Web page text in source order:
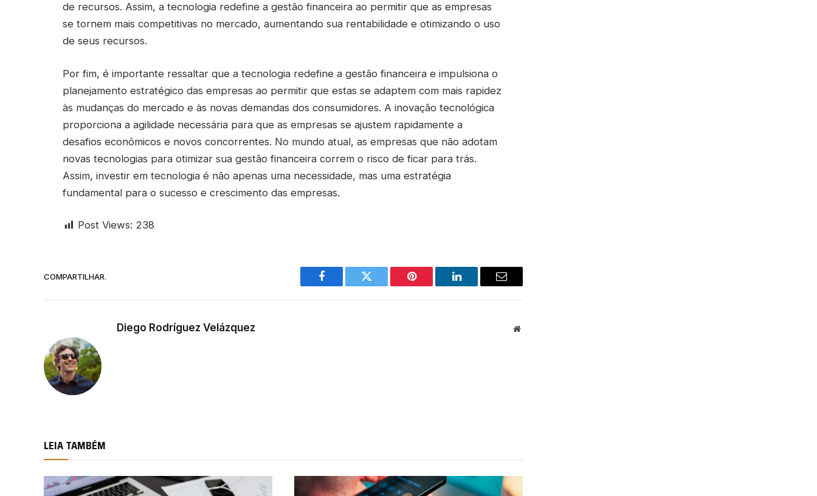
de recursos. Assim, a tecnologia redefine a gestão financeira ao permitir que as empresas
se tornem mais competitivas no mercado, aumentando sua rentabilidade e otimizando o uso
de seus recursos.
Por fim, é importante ressaltar que a tecnologia redefine a gestão financeira e impulsiona o
planejamento estratégico das empresas ao permitir que estas se adaptem com mais rapidez
às mudanças do mercado e às novas demandas dos consumidores. A inovação tecnológica
proporciona a agilidade necessária para que as empresas se ajustem rapidamente a
desafios econômicos e novos concorrentes. No mundo atual, as empresas que não adotam
novas tecnologias para otimizar sua gestão financeira correm o risco de ficar para trás.
Assim, investir em tecnologia é não apenas uma necessidade, mas uma estratégia
fundamental para o sucesso e crescimento das empresas.
Post Views: 238
COMPARTILHAR.
Facebook Twitter Pinterest LinkedIn Email
Diego Rodríguez Velázquez Website
LEIA TAMBÉM